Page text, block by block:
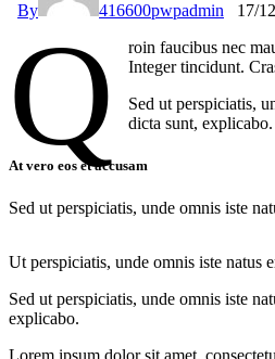
By 416600pwpadmin 17/
Q
roin faucibus nec
Integer tincidunt.
Sed ut perspiciatis,
dicta sunt, explicabo.
At vero eos et accusam
Sed ut perspiciatis, unde omnis iste
Ut perspiciatis, unde omnis iste natus
Sed ut perspiciatis, unde omnis iste
explicabo.